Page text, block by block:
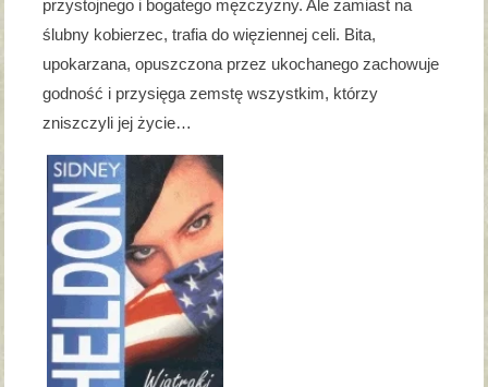
przystojnego i bogatego mężczyzny. Ale zamiast na
ślubny kobierzec, trafia do więziennej celi. Bita,
upokarzana, opuszczona przez ukochanego zachowuje
godność i przysięga zemstę wszystkim, którzy
zniszczyli jej życie…